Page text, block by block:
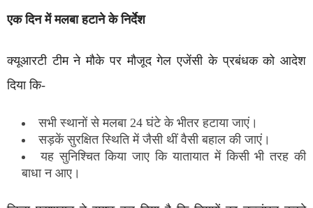
एक दिन में मलबा हटाने के निर्देश
क्यूआरटी टीम ने मौके पर मौजूद गेल एजेंसी के प्रबंधक को आदेश
दिया कि-
सभी स्थानों से मलबा 24 घंटे के भीतर हटाया जाएं।
सड़कें सुरक्षित स्थिति में जैसी थीं वैसी बहाल की जाएं।
यह सुनिश्चित किया जाए कि यातायात में किसी भी तरह की
बाधा न आए।